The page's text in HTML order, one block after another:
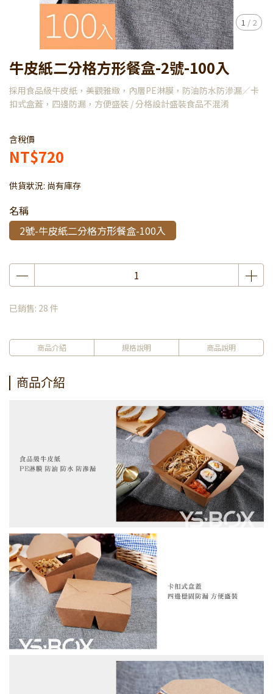
1 / 2
牛皮紙二分格方形餐盒-2號-100入
採用食品級牛皮紙，美觀雅緻，內層PE淋膜，防油防水防滲漏／卡
扣式盒蓋，四邊防漏，方便盛裝 / 分格設計盛裝食品不混淆
含稅價
NT$720
供貨狀況: 尚有庫存
名稱
2號-牛皮紙二分格方形餐盒-100入
已銷售: 28 件
商品介紹 規格說明 商品說明
商品介紹